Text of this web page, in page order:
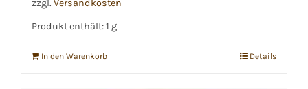
zzgl. Versandkosten
Produkt enthält: 1 g
In den Warenkorb Details